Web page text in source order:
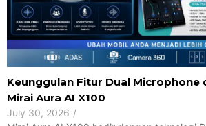
Keunggulan Fitur Dual Microphone
Mirai Aura AI X100
July 30, 2026 /